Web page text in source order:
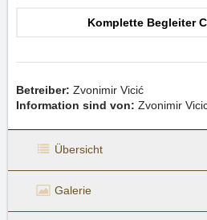
Komplette Begleiter
Betreiber: Zvonimir Vicić
Information sind von: Zvonimir
Übersicht
Galerie